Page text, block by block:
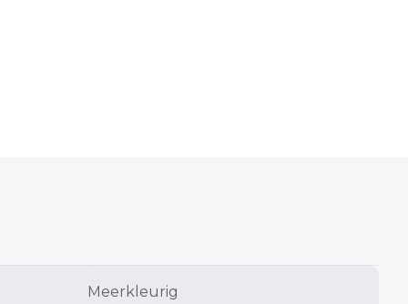
Meerkleurig